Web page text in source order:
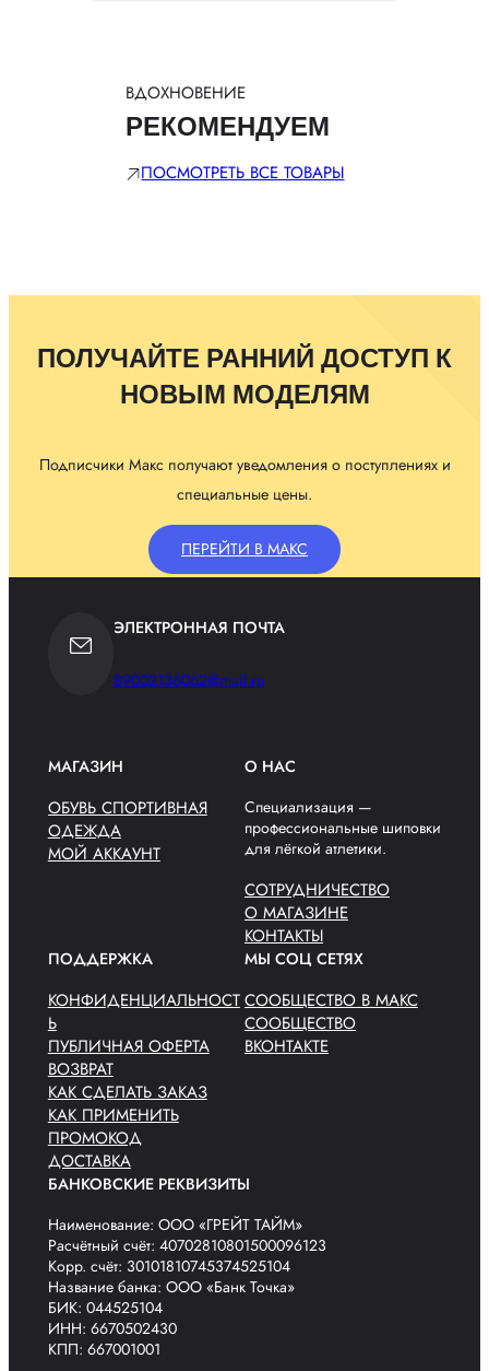
ВДОХНОВЕНИЕ
РЕКОМЕНДУЕМ
ПОСМОТРЕТЬ ВСЕ ТОВАРЫ
ПОЛУЧАЙТЕ РАННИЙ ДОСТУП К
НОВЫМ МОДЕЛЯМ
Подписчики Макс получают уведомления о поступлениях и
специальные цены.
ПЕРЕЙТИ В МАКС
ЭЛЕКТРОННАЯ ПОЧТА
89002136062@mail.ru
МАГАЗИН
ОБУВЬ СПОРТИВНАЯ
ОДЕЖДА
МОЙ АККАУНТ
О НАС
Специализация —
профессиональные шиповки
для лёгкой атлетики.
СОТРУДНИЧЕСТВО
О МАГАЗИНЕ
КОНТАКТЫ
ПОДДЕРЖКА
КОНФИДЕНЦИАЛЬНОСТ
Ь
ПУБЛИЧНАЯ ОФЕРТА
ВОЗВРАТ
КАК СДЕЛАТЬ ЗАКАЗ
КАК ПРИМЕНИТЬ
ПРОМОКОД
ДОСТАВКА
МЫ СОЦ СЕТЯХ
СООБЩЕСТВО В МАКС
СООБЩЕСТВО
ВКОНТАКТЕ
БАНКОВСКИЕ РЕКВИЗИТЫ
Наименование: ООО «ГРЕЙТ ТАЙМ»
Расчётный счёт: 40702810801500096123
Корр. счёт: 30101810745374525104
Название банка: ООО «Банк Точка»
БИК: 044525104
ИНН: 6670502430
КПП: 667001001